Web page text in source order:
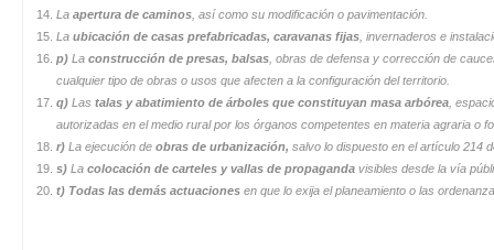
La apertura de caminos , así como su modificación o pavimentación.
La ubicación de casas prefabricadas, caravanas fijas , invernaderos e
p) La construcción de presas, balsas , obras de defensa y corrección de
cualquier tipo de obras o usos que afecten a la configuración del territorio.
q) Las talas y abatimiento de árboles que constituyan masa arbórea ,
autorizadas en el medio rural por los órganos competentes en materia agraria o
r) La ejecución de obras de urbanización, salvo lo dispuesto en el artículo 214
s) La colocación de carteles y vallas de propaganda visibles desde la vía
t) Todas las demás actuaciones en que lo exija el planeamiento o las